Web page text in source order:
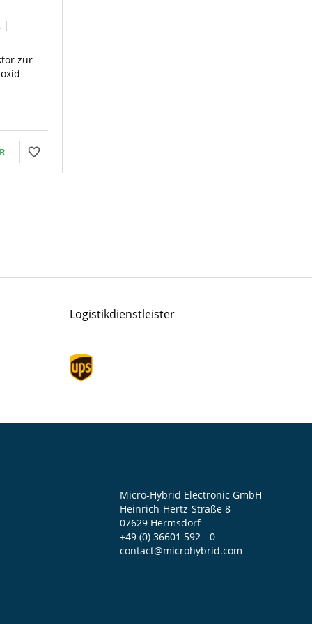
|
zur
Logistikdienstleister
Micro-Hybrid Electronic GmbH
Heinrich-Hertz-Straße 8
07629 Hermsdorf
+49 (0) 36601 592 - 0
contact@microhybrid.com